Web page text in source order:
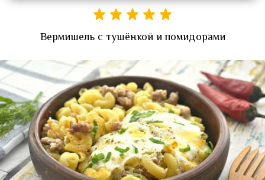
Вермишель с тушёнкой и помидорами